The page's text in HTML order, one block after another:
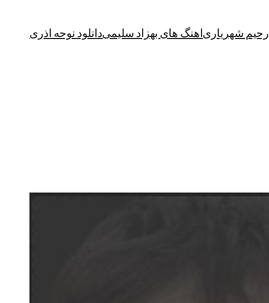
رحیم شهریاریاهنگ های بهزاد سلیمیدانلود نوحه اذری